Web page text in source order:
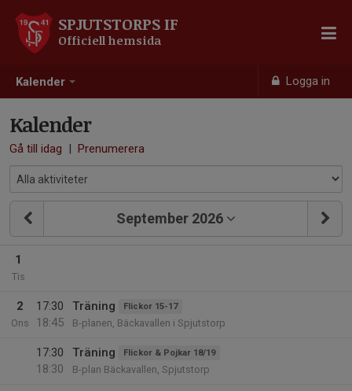
Kalender Logga in
SPJUTSTORPS IF
Officiell hemsida
Kalender
Gå till idag | Prenumerera
September 2026
1
Tis
2
Ons
17:30
18:45
Träning Flickor 15-17
B-planen, Bäckavallen i Spjutstorp
17:30
18:30
Träning Flickor & Pojkar 18/19
B-plan Bäckavallen, Spjutstorp